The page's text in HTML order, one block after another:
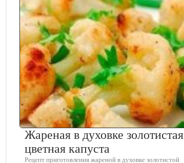
Жареная в духовке золотистая
цветная капуста
Рецепт приготовления жареной в духовке золотистой